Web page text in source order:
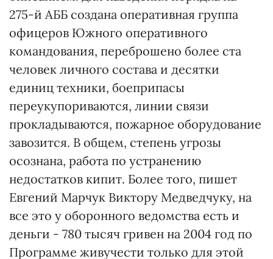
275-й АББ создана оперативная группа
офицеров Южного оперативного
командования, переброшено более ста
человек личного состава и десятки
единиц техники, боеприпасы
переукупориваются, линии связи
прокладываются, пожарное оборудование
завозится. В общем, степень угрозы
осознана, работа по устранению
недостатков кипит. Более того, пишет
Евгений Марчук Виктору Медведчуку, на
все это у оборонного ведомства есть и
деньги - 780 тысяч гривен на 2004 год по
Программе живучести только для этой